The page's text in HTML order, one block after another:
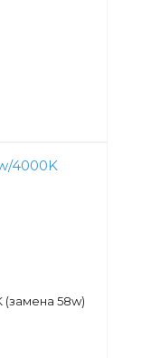
(замена 58w)